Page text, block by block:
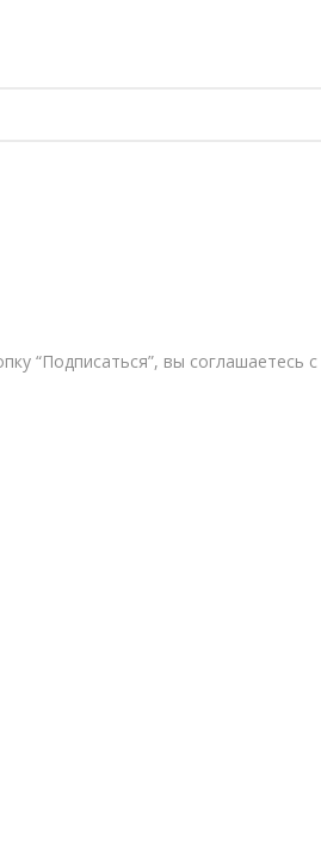
“Подписаться”, вы соглашаетесь с